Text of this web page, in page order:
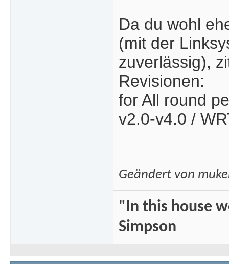
Da du wohl
(mit der
zuverlässig),
Revisionen:
for All round
v2.0-v4.0 /
Geändert von
"In this house
Simpson